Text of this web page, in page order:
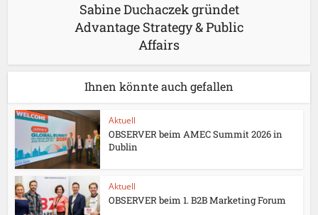
Sabine Duchaczek gründet
Advantage Strategy & Public
Affairs
Ihnen könnte auch gefallen
Aktuell
OBSERVER beim AMEC Summit 2026 in
Dublin
Aktuell
OBSERVER beim 1. B2B Marketing Forum